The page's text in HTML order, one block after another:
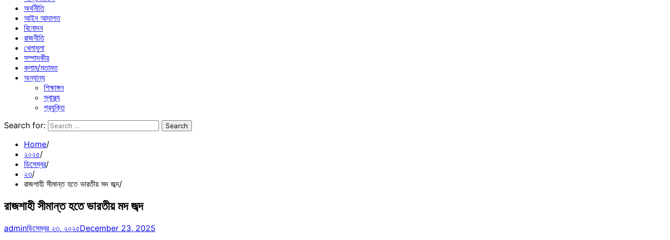
অর্থনীতি
আইন আদালত
বিনোদন
রাজনীতি
খেলাধুলা
সম্পাদকীয়
কলাম/মতামত
অন্যান্য
শিক্ষাঙ্গন
স্বাস্থ্য
প্রযুক্তি
Search for:
Home
২০২৫
ডিসেম্বর
২৩
রাজশাহী সীমান্ত হতে ভারতীয় মদ জব্দ
রাজশাহী সীমান্ত হতে ভারতীয় মদ জব্দ
adminডিসেম্বর ২৩, ২০২৫December 23, 2025